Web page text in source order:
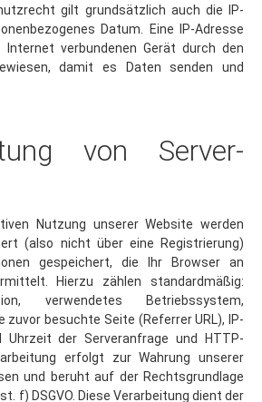
Datum. Eine IP-Adresse
verbundenen Gerät durch den
damit es Daten senden und
Nutzung unserer Website werden
(also nicht über eine Registrierung)
gespeichert, die Ihr Browser an
Hierzu zählen standardmäßig:
verwendetes Betriebssystem,
besuchte Seite (Referrer URL), IP-
Uhrzeit der Serveranfrage und HTTP-
erfolgt zur Wahrung unserer
und beruht auf der Rechtsgrundlage
f) DSGVO. Diese Verarbeitung dient der
und der Sicherheit der Website. Die